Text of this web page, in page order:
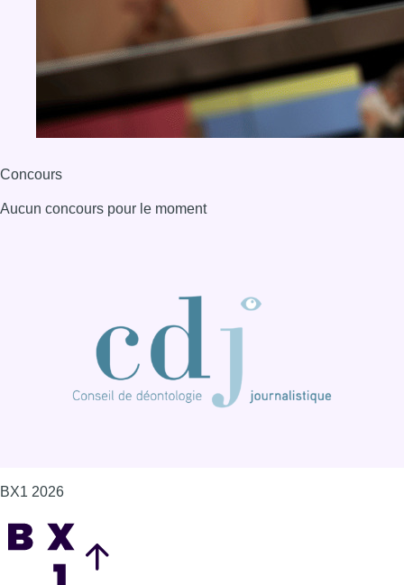
Concours
Aucun concours pour le moment
BX1 2026